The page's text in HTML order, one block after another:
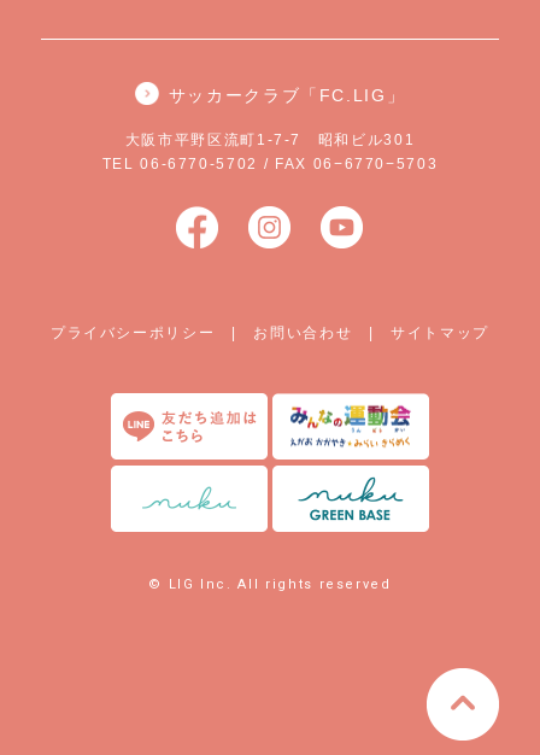
サッカークラブ「FC.LIG」
大阪市平野区流町1-7-7 昭和ビル301
TEL 06-6770-5702 / FAX 06−6770−5703
プライバシーポリシー | お問い合わせ |サイトマップ
© LIG Inc. All rights reserved